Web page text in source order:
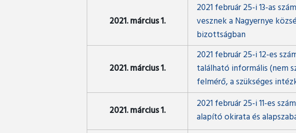
2021. március 1.
2021 február 25-i 13-as
vesznek a Nagyernye
bizottságban
2021. március 1.
2021 február 25-i 12-es
található informális (nem
felmérő, a szükséges
2021. március 1.
2021 február 25-i 11-es
alapító okirata és